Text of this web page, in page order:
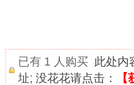
已有 1 人购买 此处内
址; 没花花请点击：